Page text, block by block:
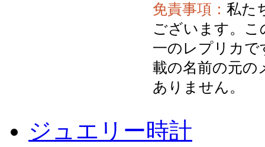
免責事項： 私た
ございます。こ
一のレプリカで
載の名前の元の
ありません。
ジュエリー時計